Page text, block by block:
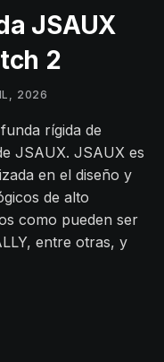
JSAUX
2
2026
rígida de
JSAUX. JSAUX es
en el diseño y
de alto
como pueden ser
entre otras, y